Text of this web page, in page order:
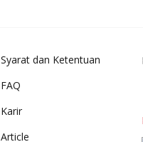
Syarat dan Ketentuan
FAQ
Karir
Article